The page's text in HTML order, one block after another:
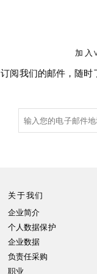
加入
订阅我们的邮件，随时
关于我们
企业简介
个人数据保护
企业数据
负责任采购
职业